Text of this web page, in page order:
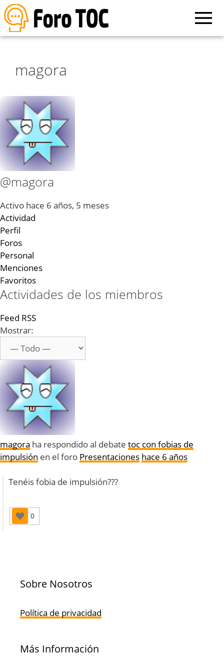
magora
@magora
Activo hace 6 años, 5 meses
Actividad
Perfil
Foros
Personal
Menciones
Favoritos
Actividades de los miembros
Feed RSS
Mostrar:
magora ha respondido al debate toc con fobias de
impulsión en el foro Presentaciones hace 6 años
Tenéis fobia de impulsión???
0
Sobre Nosotros
Política de privacidad
Más Información